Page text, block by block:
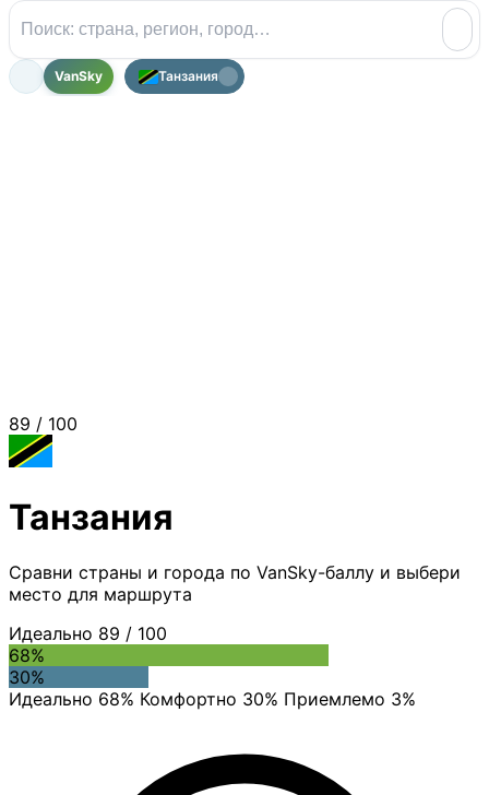
VanSky Танзания
89 / 100
Танзания
Сравни страны и города по VanSky-баллу и выбери
место для маршрута
Идеально 89 / 100
68%
30%
Идеально 68% Комфортно 30% Приемлемо 3%